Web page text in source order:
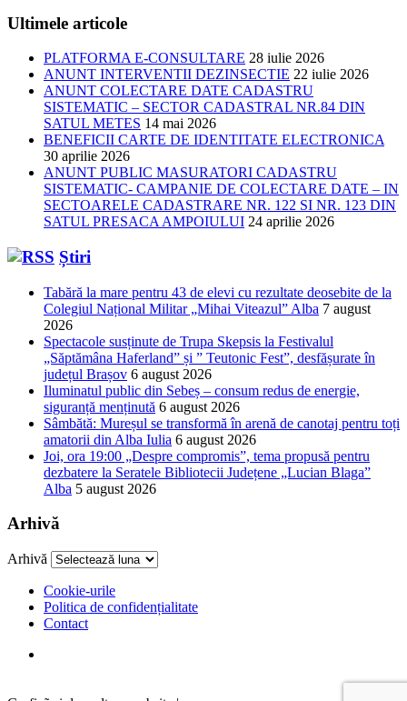
Ultimele articole
PLATFORMA E-CONSULTARE 28 iulie 2026
ANUNT INTERVENTII DEZINSECTIE 22 iulie 2026
ANUNT COLECTARE DATE CADASTRU
SISTEMATIC – SECTOR CADASTRAL NR.84 DIN
SATUL METES 14 mai 2026
BENEFICII CARTE DE IDENTITATE ELECTRONICA
30 aprilie 2026
ANUNT PUBLIC MASURATORI CADASTRU
SISTEMATIC- CAMPANIE DE COLECTARE DATE – IN
SECTOARELE CADASTRARE NR. 122 SI NR. 123 DIN
SATUL PRESACA AMPOIULUI 24 aprilie 2026
Știri
Tabără la mare pentru 43 de elevi cu rezultate deosebite de la
Colegiul Național Militar „Mihai Viteazul” Alba 7 august
2026
Spectacole susținute de Trupa Skepsis la Festivalul
„Săptămâna Haferland” și ” Teutonic Fest”, desfășurate în
județul Brașov 6 august 2026
Iluminatul public din Sebeș – consum redus de energie,
siguranță menținută 6 august 2026
Sâmbătă: Mureșul se transformă în arenă de canotaj pentru toți
amatorii din Alba Iulia 6 august 2026
Joi, ora 19:00 „Despre compromis”, tema propusă pentru
dezbatere la Seratele Bibliotecii Județene „Lucian Blaga”
Alba 5 august 2026
Arhivă
Arhivă
Cookie-urile
Politica de confidențialitate
Contact